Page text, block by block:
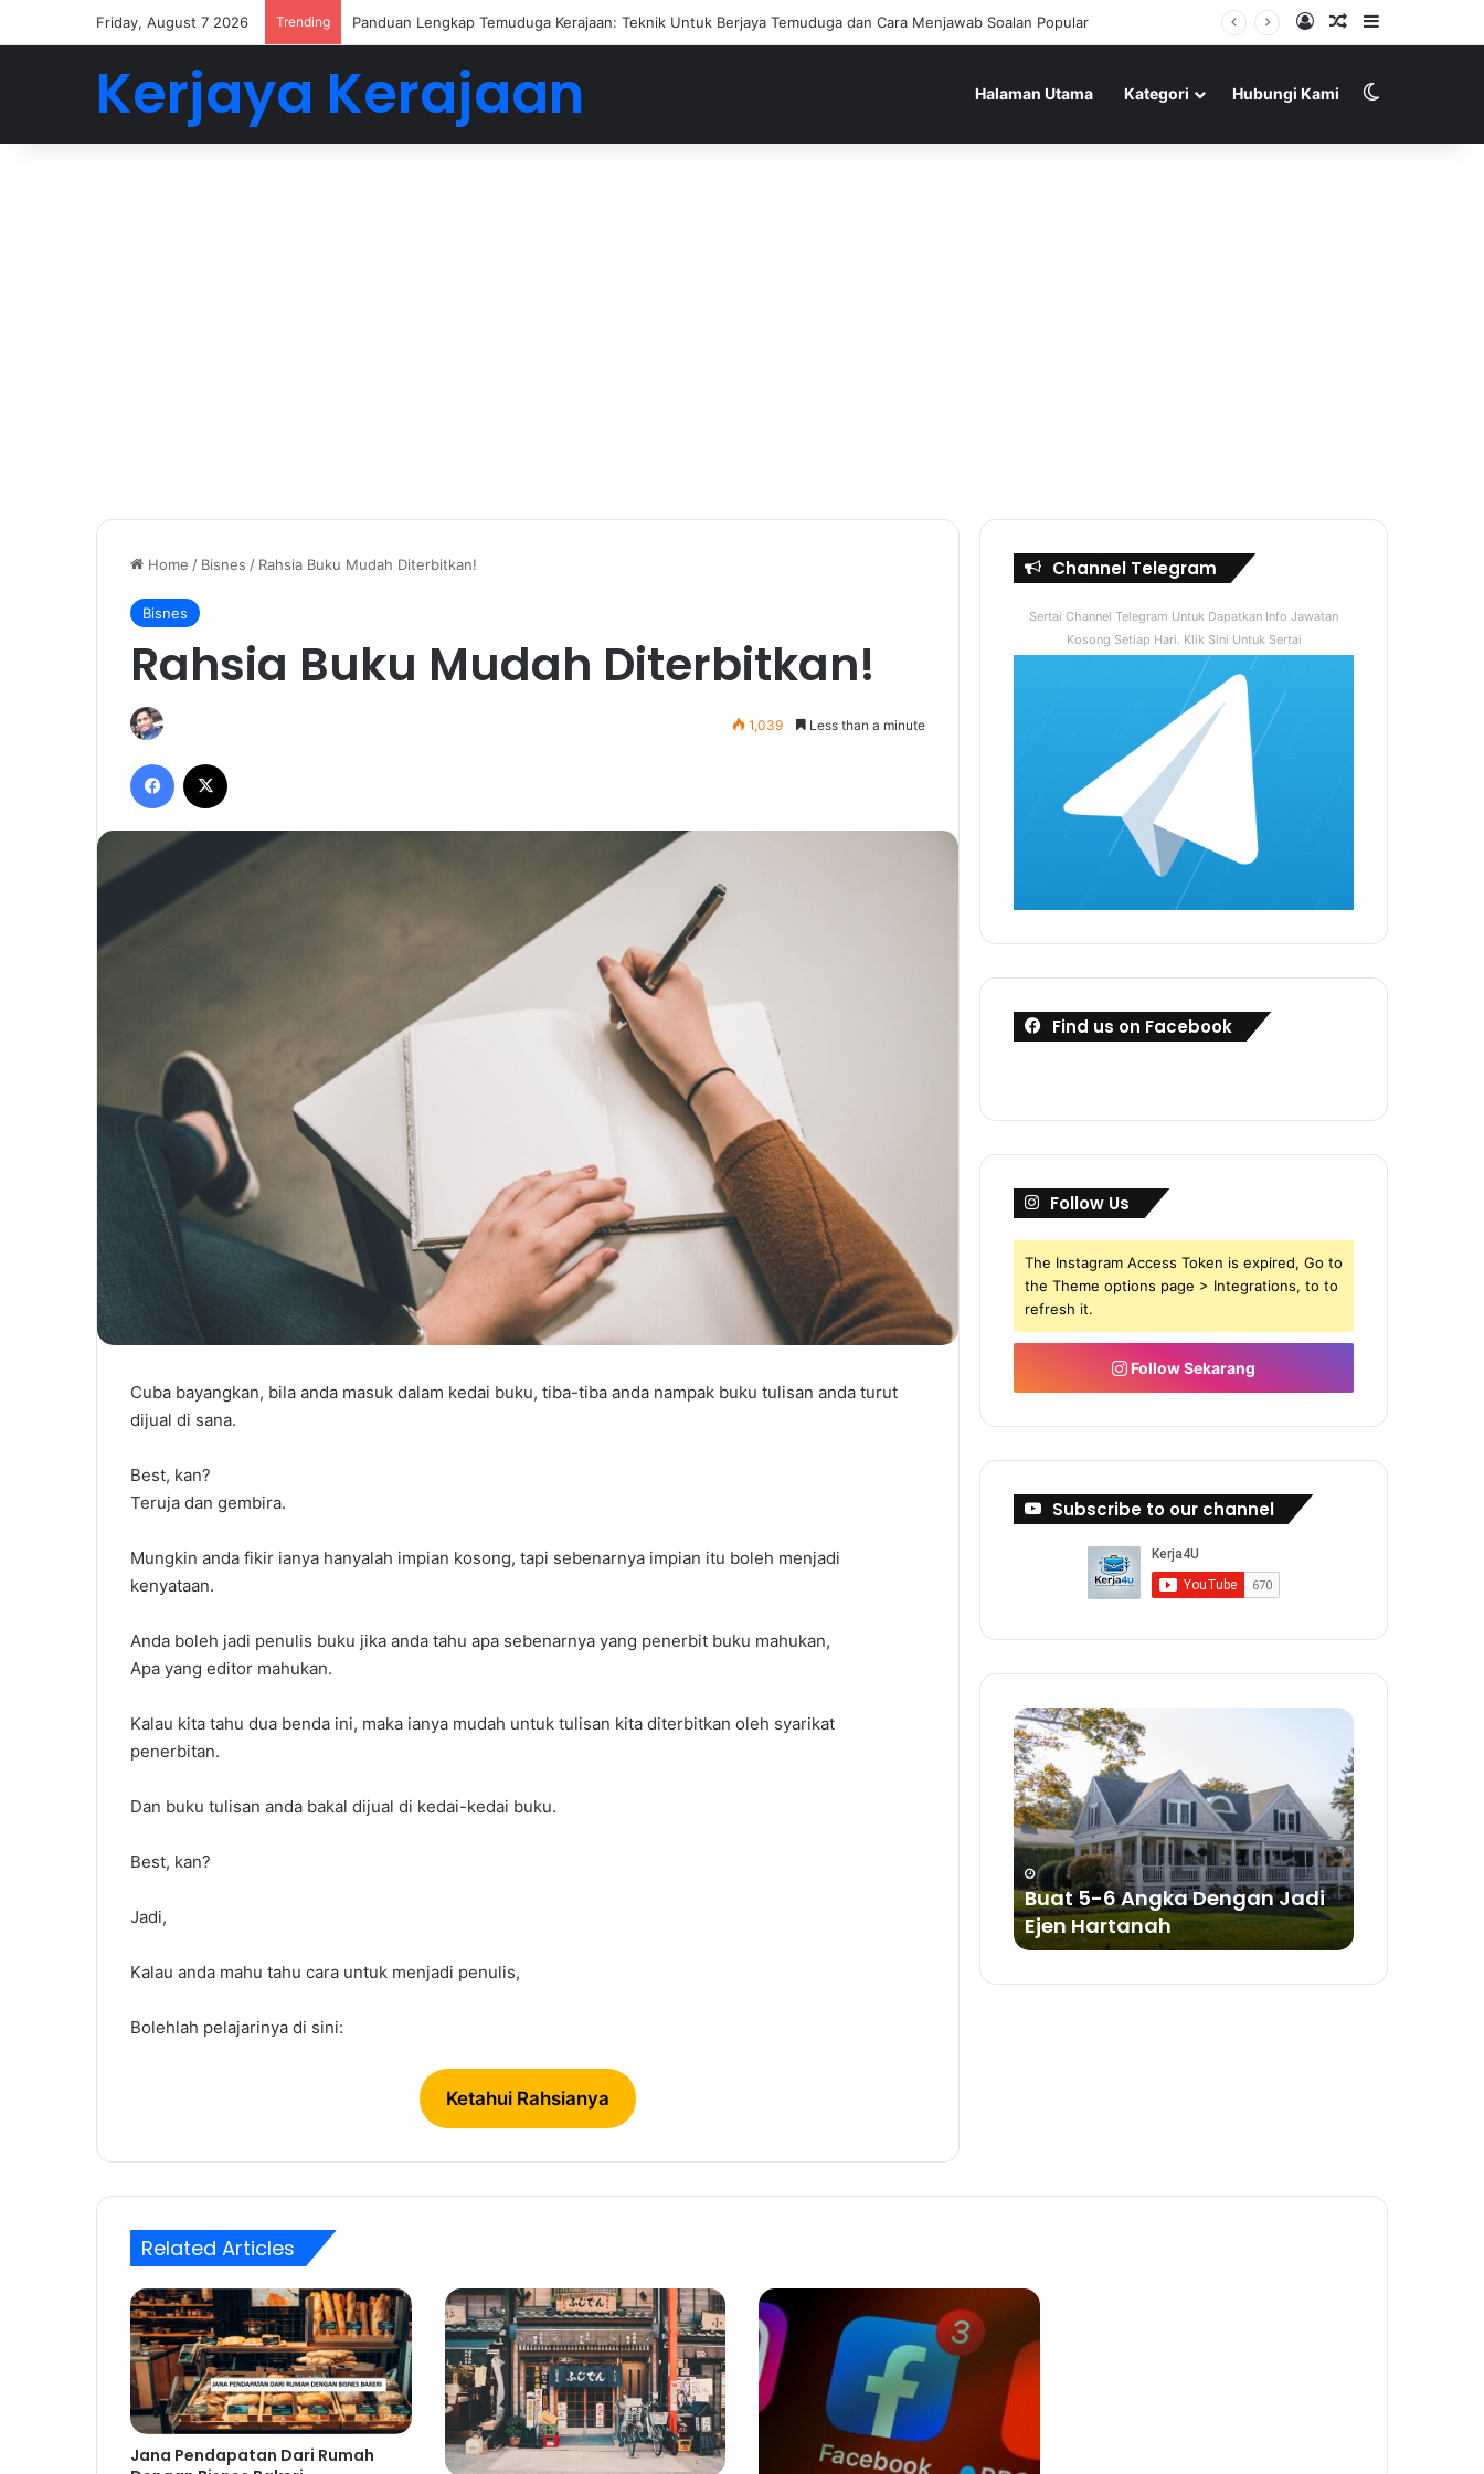
Friday, August 7 2026 Trending Buat 5-6 Angka Dengan Jadi Ejen Hartanah Log InRandom Article
Sidebar
Kerjaya Kerajaan Halaman Utama Kategori Hubungi Kami
Home / Bisnes / Rahsia Buku Mudah Diterbitkan!
Bisnes
Rahsia Buku Mudah Diterbitkan!
1,039 Less than a minute
Facebook
Cuba bayangkan, bila anda masuk dalam kedai buku, tiba-tiba anda nampak buku tulisan anda turut
dijual di sana.
Best, kan?
Teruja dan gembira.
Mungkin anda fikir ianya hanyalah impian kosong, tapi sebenarnya impian itu boleh menjadi
kenyataan.
Anda boleh jadi penulis buku jika anda tahu apa sebenarnya yang penerbit buku mahukan,
Apa yang editor mahukan.
Kalau kita tahu dua benda ini, maka ianya mudah untuk tulisan kita diterbitkan oleh syarikat
penerbitan.
Dan buku tulisan anda bakal dijual di kedai-kedai buku.
Best, kan?
Jadi,
Kalau anda mahu tahu cara untuk menjadi penulis,
Bolehlah pelajarinya di sini:
Ketahui Rahsianya
Channel Telegram
Sertai Channel Telegram Untuk Dapatkan Info Jawatan
Kosong Setiap Hari. Klik Sini Untuk Sertai
Find us on Facebook
Follow Us
The Instagram Access Token is expired, Go to
the Theme options page > Integrations, to to
refresh it.
Follow Sekarang
Subscribe to our channel
Cara
Panduan
Buat
5-
6
Angka
Dengan
Jadi
Ejen
Hartanah
Buat 5-6 Angka Dengan Jadi
Ejen Hartanah
Buat
Dengan
Bisnes
Sabun
Related Articles
Jana Pendapatan Dari Rumah